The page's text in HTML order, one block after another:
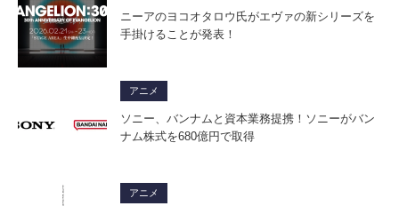
ニーアのヨコオタロウ氏がエヴァの新シリーズを
手掛けることが発表！
アニメ
ソニー、バンナムと資本業務提携！ソニーがバン
ナム株式を680億円で取得
アニメ